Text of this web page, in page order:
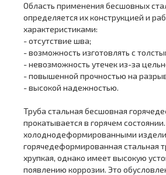
Область применения бесшовных
определяется их конструкцией и
характеристиками:
- отсутствие шва;
- возможность изготовлять с
- невозможность утечек из-за
- повышенной прочностью на
- высокой надежностью.
Труба стальная бесшовная
прокатывается в горячем
холоднодеформированными
горячедеформированная стальная
хрупкая, однако имеет высокую
появлению коррозии. Это